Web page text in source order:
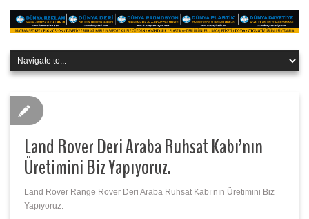
Land Rover Deri Araba Ruhsat Kabı’nın
Üretimini Biz Yapıyoruz.
Land Rover Range Rover Deri Araba Ruhsat Kabı’nın Üretimini Biz
Yapıyoruz.